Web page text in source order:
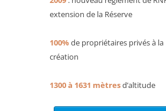
extension de la Réserve
100%de propriétaires privés à la
création
1300 à 1631 mètresd’altitude